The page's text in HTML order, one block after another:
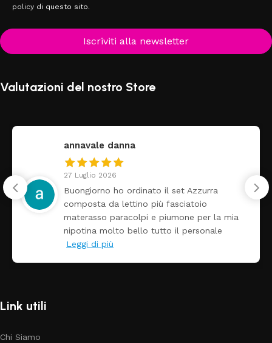
policy di questo sito.
Iscriviti alla newsletter
Valutazioni del nostro Store
annavale danna
27 Luglio 2026
Buongiorno ho ordinato il set Azzurra
composta da lettino più fasciatoio
materasso paracolpi e piumone per la mia
nipotina molto bello tutto il personale
Leggi di più
Link utili
Chi Siamo